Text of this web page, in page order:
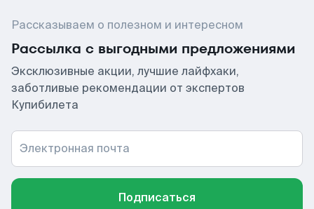
Рассказываем о полезном и интересном
Рассылка с выгодными предложениями
Эксклюзивные акции, лучшие лайфхаки,
заботливые рекомендации от экспертов
Купибилета
Электронная почта
Подписаться